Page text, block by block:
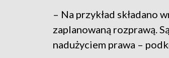
– Na przykład składano
zaplanowaną rozprawą.
nadużyciem prawa –